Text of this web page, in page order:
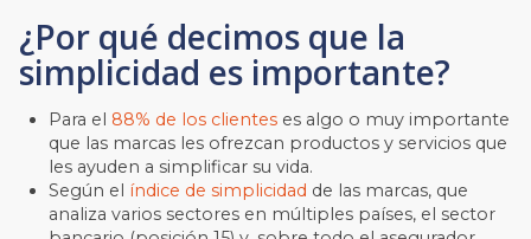
¿Por qué decimos que la
simplicidad es importante?
Para el 88% de los clientes es algo o muy importante
que las marcas les ofrezcan productos y servicios que
les ayuden a simplificar su vida.
Según el índice de simplicidad de las marcas, que
analiza varios sectores en múltiples países, el sector